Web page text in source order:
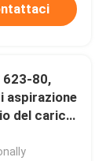
623-80,
aspirazione
del carico,
623-80 del
pozzo